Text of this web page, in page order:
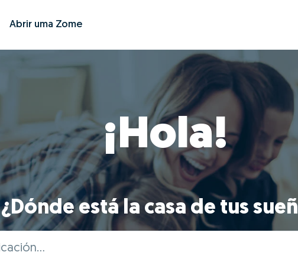
Abrir uma Zome
¡Hola!
¿Dónde está la casa de tus